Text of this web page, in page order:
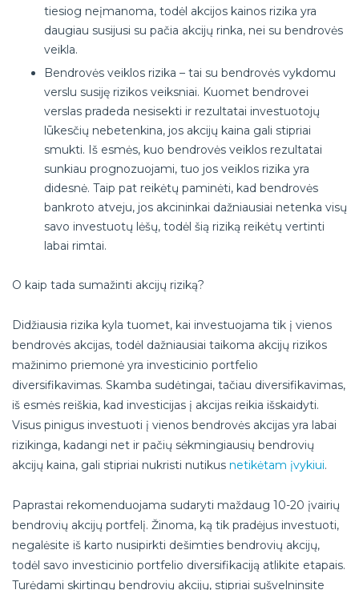
tiesiog neįmanoma, todėl akcijos kainos rizika yra
daugiau susijusi su pačia akcijų rinka, nei su bendrovės
veikla.
Bendrovės veiklos rizika – tai su bendrovės vykdomu
verslu susiję rizikos veiksniai. Kuomet bendrovei
verslas pradeda nesisekti ir rezultatai investuotojų
lūkesčių nebetenkina, jos akcijų kaina gali stipriai
smukti. Iš esmės, kuo bendrovės veiklos rezultatai
sunkiau prognozuojami, tuo jos veiklos rizika yra
didesnė. Taip pat reikėtų paminėti, kad bendrovės
bankroto atveju, jos akcininkai dažniausiai netenka visų
savo investuotų lėšų, todėl šią riziką reikėtų vertinti
labai rimtai.
O kaip tada sumažinti akcijų riziką?
Didžiausia rizika kyla tuomet, kai investuojama tik į vienos
bendrovės akcijas, todėl dažniausiai taikoma akcijų rizikos
mažinimo priemonė yra investicinio portfelio
diversifikavimas. Skamba sudėtingai, tačiau diversifikavimas,
iš esmės reiškia, kad investicijas į akcijas reikia išskaidyti.
Visus pinigus investuoti į vienos bendrovės akcijas yra labai
rizikinga, kadangi net ir pačių sėkmingiausių bendrovių
akcijų kaina, gali stipriai nukristi nutikus netikėtam įvykiui.
Paprastai rekomenduojama sudaryti maždaug 10-20 įvairių
bendrovių akcijų portfelį. Žinoma, ką tik pradėjus investuoti,
negalėsite iš karto nusipirkti dešimties bendrovių akcijų,
todėl savo investicinio portfelio diversifikaciją atlikite etapais.
Turėdami skirtingų bendrovių akcijų, stipriai sušvelninsite